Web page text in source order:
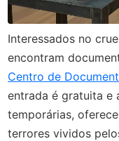
Interessados no
encontram
Centro de
entrada é gratuita e
temporárias,
terrores vividos